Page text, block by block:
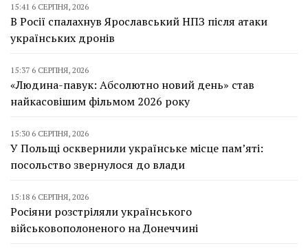
15:41 6 СЕРПНЯ, 2026
В Росії спалахнув Ярославський НПЗ після атаки
українських дронів
15:37 6 СЕРПНЯ, 2026
«Людина-павук: Абсолютно новий день» став
найкасовішим фільмом 2026 року
15:30 6 СЕРПНЯ, 2026
У Польщі осквернили українське місце пам’яті:
посольство звернулося до влади
15:18 6 СЕРПНЯ, 2026
Росіяни розстріляли українського
військовополоненого на Донеччині